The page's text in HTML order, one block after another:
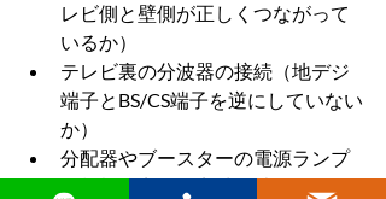
レビ側と壁側が正しくつながって
いるか）
テレビ裏の分波器の接続（地デジ
端子とBS/CS端子を逆にしていない
か）
分配器やブースターの電源ランプ
の状態（点灯・点滅・消灯）